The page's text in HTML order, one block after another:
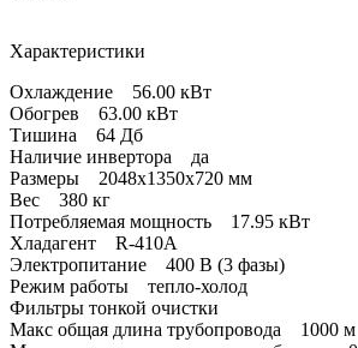
Характеристики
Охлаждение 56.00 кВт
Обогрев 63.00 кВт
Тишина 64 Дб
Наличие инвертора да
Размеры 2048x1350x720 мм
Вес 380 кг
Потребляемая мощность 17.95 кВт
Хладагент R-410A
Электропитание 400 В (3 фазы)
Режим работы тепло-холод
Фильтры тонкой очистки
Макс общая длина трубопровода 1000 м